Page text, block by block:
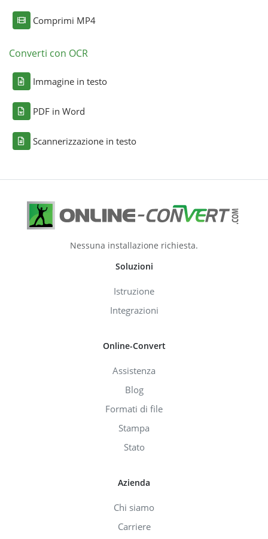
Comprimi MP4
Converti con OCR
Immagine in testo
PDF in Word
Scannerizzazione in testo
Nessuna installazione richiesta.
Soluzioni
Istruzione
Integrazioni
Online-Convert
Assistenza
Blog
Formati di file
Stampa
Stato
Azienda
Chi siamo
Carriere